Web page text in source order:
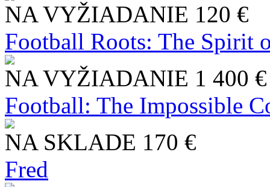
NA VYŽIADANIE 120 €
Football Roots: The Spirit
NA VYŽIADANIE 1 400 €
Football: The Impossible
NA SKLADE 170 €
Fred